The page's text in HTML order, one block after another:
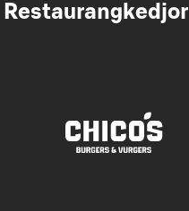
Restaurangkedjor